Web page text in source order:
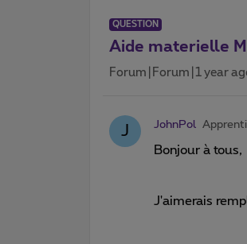
QUESTION
Aide materielle
Forum|Forum|1 year
J JohnPol Apprenti
Bonjour à tous,
J'aimerais